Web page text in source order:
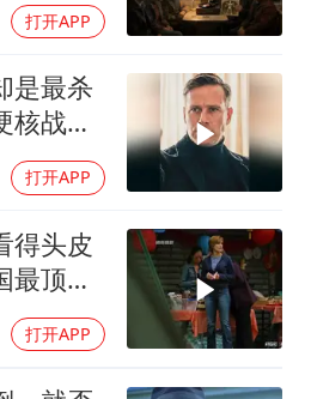
实基础开新局
打开APP
是最杀
核战术
打开APP
得头皮
最顶级
打开APP